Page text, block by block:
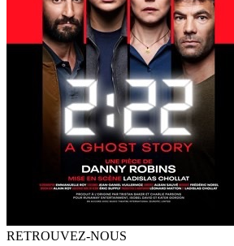
RETROUVEZ-NOUS